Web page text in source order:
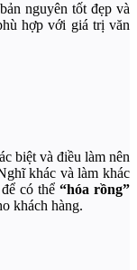
nguyên tốt đẹp và
hợp với giá trị văn
biệt và điều làm nên
khác và làm khác
để có thể“hóa rồng”
khách hàng.